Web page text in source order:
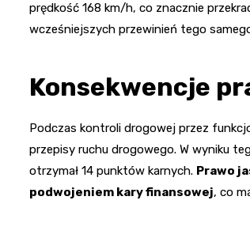
prędkość 168 km/h, co znacznie
wcześniejszych przewinień tego
Konsekwencje
Podczas kontroli drogowej przez
przepisy ruchu drogowego. W wyniku
otrzymał 14 punktów karnych. Prawo
podwojeniem kary finansowej, co